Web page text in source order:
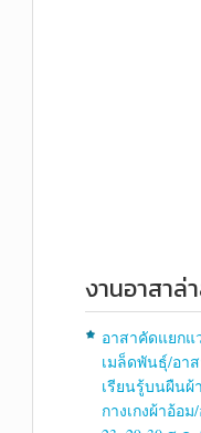
งานอาสาล่
อาสาคัดแยก
เมล็ดพันธุ์/อา
เรียนรู้บนผืน
กางเกงผ้าอ้อ